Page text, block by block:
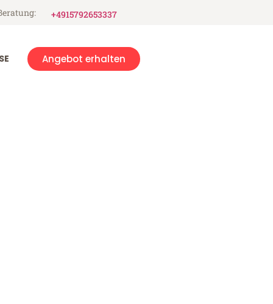
+4915792653337
Angebot erhalten